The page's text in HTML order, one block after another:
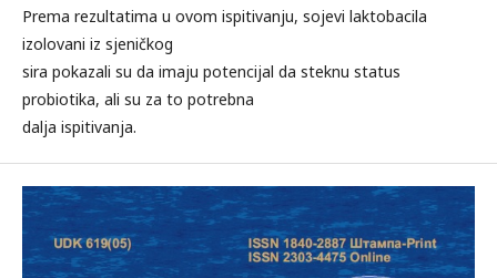
Prema rezultatima u ovom ispitivanju, sojevi laktobacila
izolovani iz sjeničkog
sira pokazali su da imaju potencijal da steknu status
probiotika, ali su za to potrebna
dalja ispitivanja.